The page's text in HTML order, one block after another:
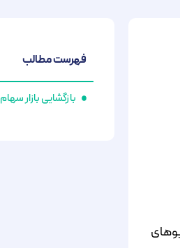
فهرست مطالب
بازگشایی بازار سهام